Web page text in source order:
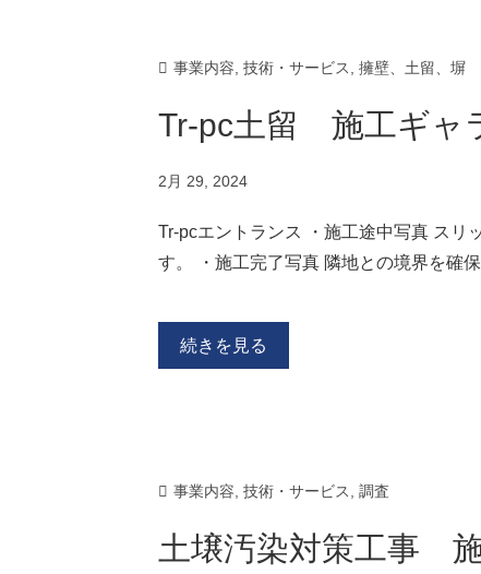
事業内容 技術・サービス 擁壁、土留、塀
Tr-pc土留 施工ギャ
2月 29, 2024
Tr-pcエントランス ・施工途中写真 スリ
す。 ・施工完了写真 隣地との境界を確
続きを見る
事業内容 技術・サービス 調査
土壌汚染対策工事